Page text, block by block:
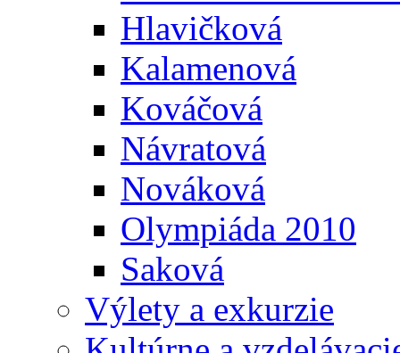
Hlavičková
Kalamenová
Kováčová
Návratová
Nováková
Olympiáda 2010
Saková
Výlety a exkurzie